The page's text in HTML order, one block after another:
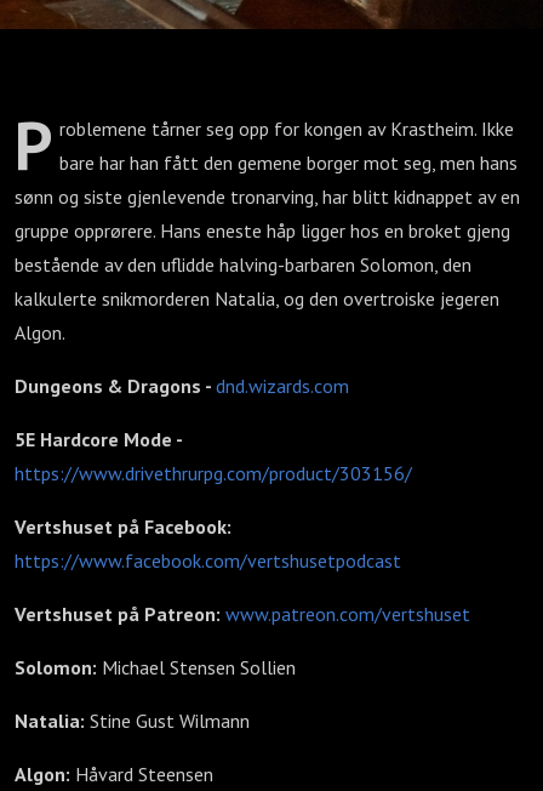
Episode 5
P roblemene tårner seg opp for kongen av Krastheim. Ikke
bare har han fått den gemene borger mot seg, men hans
sønn og siste gjenlevende tronarving, har blitt kidnappet av en
gruppe opprørere. Hans eneste håp ligger hos en broket gjeng
bestående av den uflidde halving-barbaren Solomon, den
kalkulerte snikmorderen Natalia, og den overtroiske jegeren
Algon.
Dungeons & Dragons - dnd.wizards.com
5E Hardcore Mode -
https://www.drivethrurpg.com/product/303156/
Vertshuset på Facebook:
https://www.facebook.com/vertshusetpodcast
Vertshuset på Patreon: www.patreon.com/vertshuset
Solomon: Michael Stensen Sollien
Natalia: Stine Gust Wilmann
Algon: Håvard Steensen